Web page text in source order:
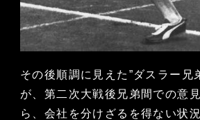
その後順調に見えた”ダスラー兄
が、第二次大戦後兄弟間での意
ら、会社を分けざるを得ない状